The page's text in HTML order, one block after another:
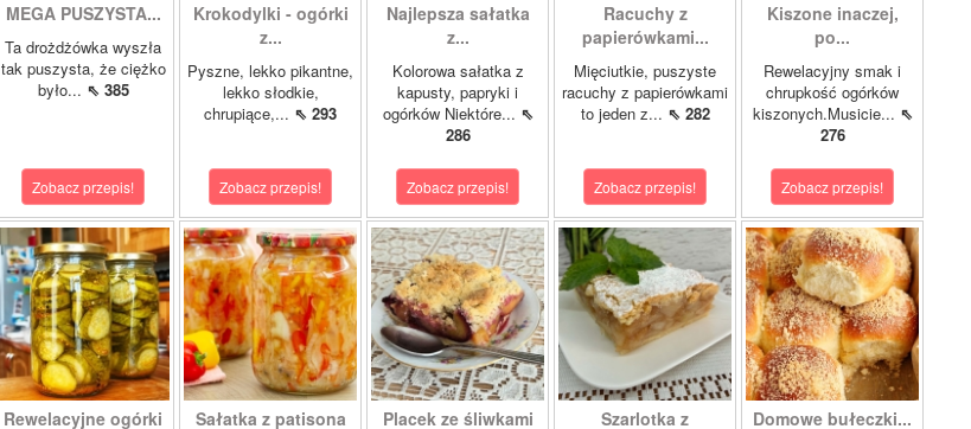
MEGA PUSZYSTA...
Ta drożdżówka wyszła
tak puszysta, że ciężko
było... ⇖ 385
Zobacz przepis!
Krokodylki - ogórki
z...
Pyszne, lekko pikantne,
lekko słodkie,
chrupiące,... ⇖ 293
Zobacz przepis!
Najlepsza sałatka
z...
Kolorowa sałatka z
kapusty, papryki i
ogórków Niektóre... ⇖
286
Zobacz przepis!
Racuchy z
papierówkami...
Mięciutkie, puszyste
racuchy z papierówkami
to jeden z... ⇖ 282
Zobacz przepis!
Kiszone inaczej,
po...
Rewelacyjny smak i
chrupkość ogórków
kiszonych.Musicie... ⇖
276
Zobacz przepis!
Rewelacyjne ogórki Sałatka z patisona Placek ze śliwkami Szarlotka z Domowe bułeczki...